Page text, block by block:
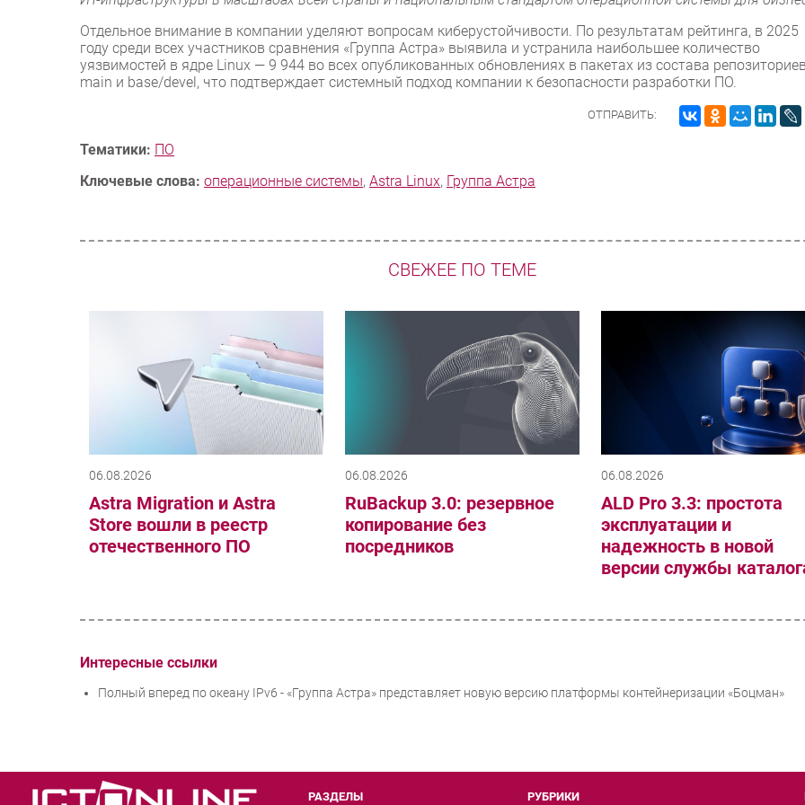
Отдельное внимание в компании уделяют вопросам киберустойчивости. По результатам рейтинга, в 2025
году среди всех участников сравнения «Группа Астра» выявила и устранила наибольшее количество
уязвимостей в ядре Linux — 9 944 во всех опубликованных обновлениях в пакетах из состава
main и base/devel, что подтверждает системный подход компании к безопасности разработки ПО.
ОТПРАВИТЬ:
Тематики: ПО
Ключевые слова: операционные системы, Astra Linux, Группа Астра
СВЕЖЕЕ ПО ТЕМЕ
06.08.2026
Astra Migration и Astra
Store вошли в реестр
отечественного ПО
06.08.2026
RuBackup 3.0: резервное
копирование без
посредников
06.08.2026
ALD Pro 3.3: простота
эксплуатации и
надежность в новой
версии службы
Интересные ссылки
Полный вперед по океану IPv6 - «Группа Астра» представляет новую версию платформы контейнеризации «Боцман»
РАЗДЕЛЫ РУБРИКИ